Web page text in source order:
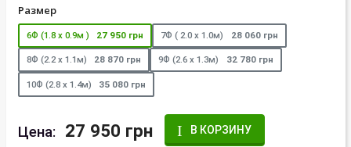
Размер
6Ф (1.8 х 0.9м ) 27 950 грн 7Ф ( 2.0 х 1.0м) 28 060 грн
8Ф (2.2 х 1.1м) 28 870 грн 9Ф (2.6 х 1.3м) 32 780 грн
10Ф (2.8 х 1.4м) 35 080 грн
Цена: 27 950 грн В КОРЗИНУ